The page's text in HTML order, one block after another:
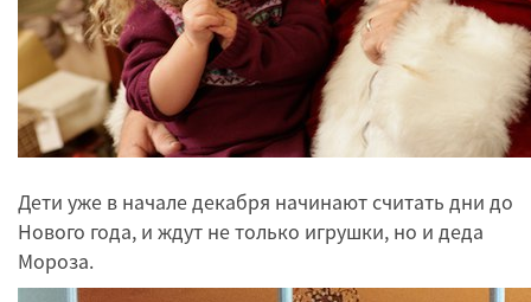
Дети уже в начале декабря начинают считать дни до
Нового года, и ждут не только игрушки, но и деда
Мороза.